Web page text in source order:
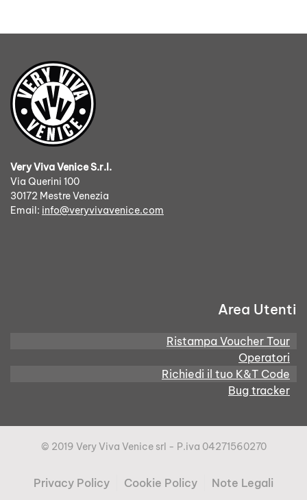
Very Viva Venice S.r.l.
Via Querini 100
30172 Mestre Venezia
Email: info@veryvivavenice.com
Area Utenti
Ristampa Voucher Tour
Operatori
Richiedi il tuo K&T Code
Bug tracker
© 2019 Very Viva Venice srl - P.iva 04271560270
Privacy Policy Cookie Policy Note Legali